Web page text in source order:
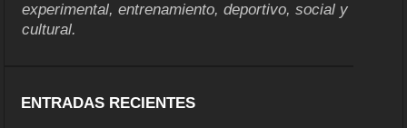
experimental, entrenamiento, deportivo, social y
cultural.
ENTRADAS RECIENTES